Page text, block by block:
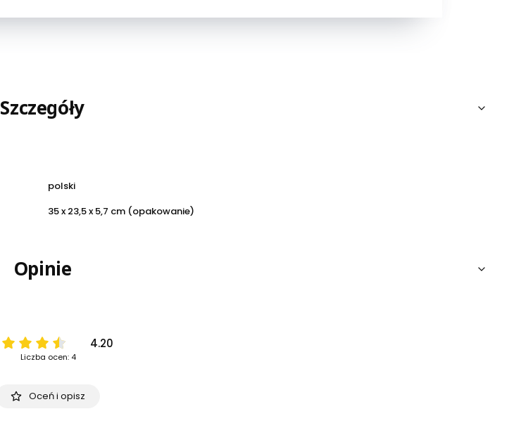
Szczegóły
polski
35 x 23,5 x 5,7 cm (opakowanie)
Opinie
4.20
Liczba ocen: 4
Oceń i opisz